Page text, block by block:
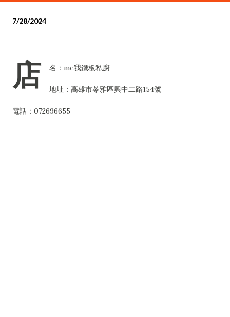
7/28/2024
店 名：me我鐵板私廚
地址：高雄市苓雅區興中二路154號
電話：072696655